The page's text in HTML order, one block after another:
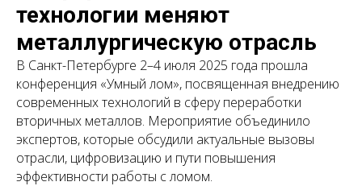
технологии меняют
металлургическую отрасль
В Санкт-Петербурге 2–4 июля 2025 года прошла
конференция «Умный лом», посвященная внедрению
современных технологий в сферу переработки
вторичных металлов. Мероприятие объединило
экспертов, которые обсудили актуальные вызовы
отрасли, цифровизацию и пути повышения
эффективности работы с ломом.